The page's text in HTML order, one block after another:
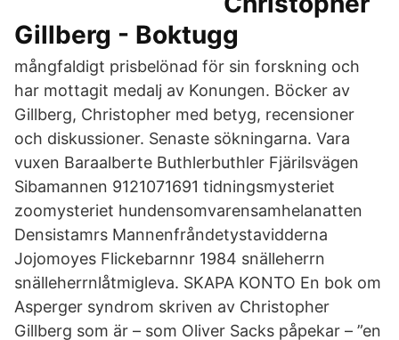
Gillberg - Boktugg
mångfaldigt prisbelönad för sin forskning och
har mottagit medalj av Konungen. Böcker av
Gillberg, Christopher med betyg, recensioner
och diskussioner. Senaste sökningarna. Vara
vuxen Baraalberte Buthlerbuthler Fjärilsvägen
Sibamannen 9121071691 tidningsmysteriet
zoomysteriet hundensomvarensamhelanatten
Densistamrs Mannenfråndetystavidderna
Jojomoyes Flickebarnnr 1984 snälleherrn
snälleherrnlåtmigleva. SKAPA KONTO En bok om
Asperger syndrom skriven av Christopher
Gillberg som är – som Oliver Sacks påpekar – ”en